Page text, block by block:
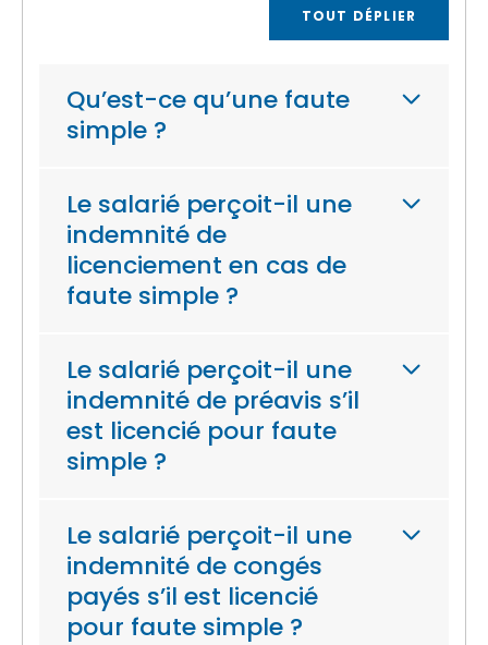
TOUT DÉPLIER
Qu’est-ce qu’une faute
simple ?
Le salarié perçoit-il une
indemnité de
licenciement en cas de
faute simple ?
Le salarié perçoit-il une
indemnité de préavis s’il
est licencié pour faute
simple ?
Le salarié perçoit-il une
indemnité de congés
payés s’il est licencié
pour faute simple ?